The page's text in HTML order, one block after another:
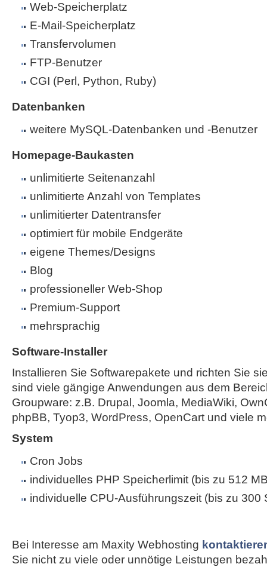
Web-Speicherplatz
E-Mail-Speicherplatz
Transfervolumen
FTP-Benutzer
CGI (Perl, Python, Ruby)
Datenbanken
weitere MySQL-Datenbanken und -Benutzer
Homepage-Baukasten
unlimitierte Seitenanzahl
unlimitierte Anzahl von Templates
unlimitierter Datentransfer
optimiert für mobile Endgeräte
eigene Themes/Designs
Blog
professioneller Web-Shop
Premium-Support
mehrsprachig
Software-Installer
Installieren Sie Softwarepakete und richten Sie
sind viele gängige Anwendungen aus dem
Groupware: z.B. Drupal, Joomla, MediaWiki,
phpBB, Tyop3, WordPress, OpenCart und viele
System
Cron Jobs
individuelles PHP Speicherlimit (bis zu 512
individuelle CPU-Ausführungszeit (bis zu 300
Bei Interesse am Maxity Webhosting
Sie nicht zu viele oder unnötige Leistungen